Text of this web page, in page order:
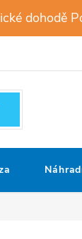
dohodě